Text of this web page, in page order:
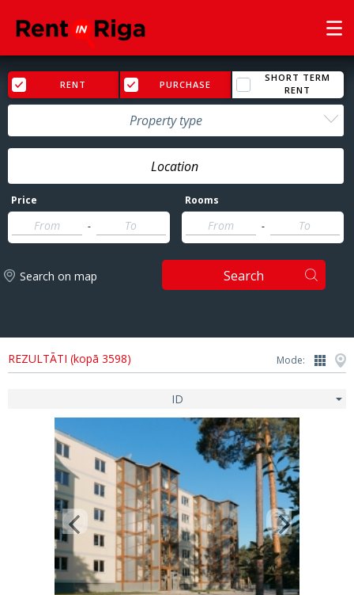
RENT PURCHASE
SHORT TERM
RENT
Property type
Price
-
Rooms
-
Search on map Search
REZULTĀTI (kopā 3598) Mode:
ID